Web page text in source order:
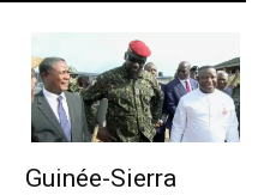
Guinée-Sierra